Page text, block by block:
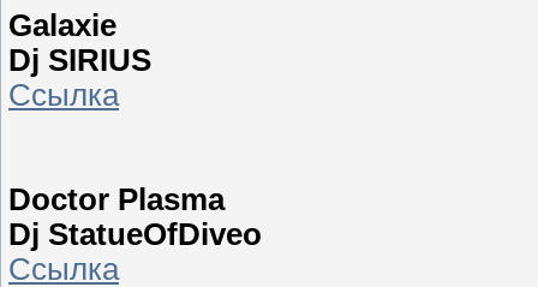
Galaxie
Dj SIRIUS
Ссылка
Doctor Plasma
Dj StatueOfDiveo
Ссылка